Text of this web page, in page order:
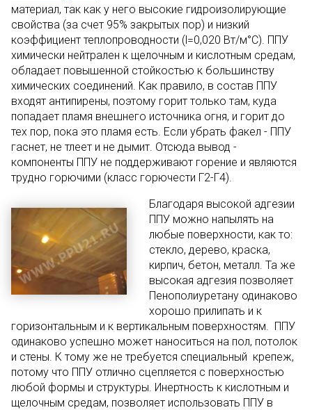
материал, так как у него высокие гидроизолирующие
свойства (за счет 95% закрытых пор) и низкий
коэффициент теплопроводности (l=0,020 Вт/м°С). ППУ
химически нейтрален к щелочным и кислотным средам,
обладает повышенной стойкостью к большинству
химических соединений. Как правило, в состав ППУ
входят антипирены, поэтому горит только там, куда
попадает пламя внешнего источника огня, и горит до
тех пор, пока это пламя есть. Если убрать факел - ППУ
гаснет, не тлеет и не дымит. Отсюда вывод -
компоненты ППУ не поддерживают горение и являются
трудно горючими (класс горючести Г2-Г4).
Благодаря высокой адгезии
ППУ можно напылять на
любые поверхности, как то:
стекло, дерево, краска,
кирпич, бетон, металл. Та же
высокая адгезия позволяет
Пенополиуретану одинаково
хорошо прилипать и к
горизонтальным и к вертикальным поверхностям. ППУ
одинаково успешно может наноситься на пол, потолок
и стены. К тому же не требуется специальный крепеж,
потому что ППУ отлично сцепляется с поверхностью
любой формы и структуры. Инертность к кислотным и
щелочным средам, позволяет использовать ППУ в